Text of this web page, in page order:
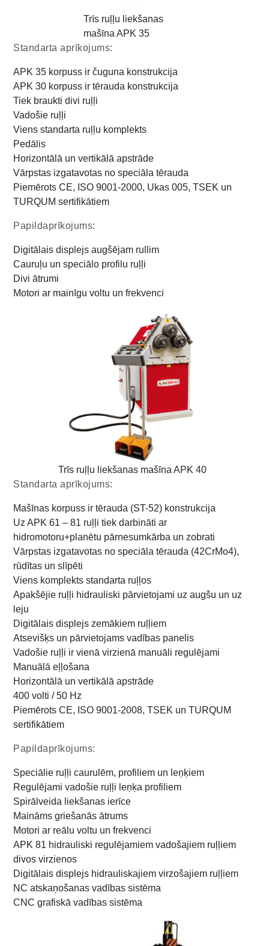
Trīs ruļļu liekšanas
mašīna APK 35
Standarta aprīkojums:
APK 35 korpuss ir čuguna konstrukcija
APK 30 korpuss ir tērauda konstrukcija
Tiek braukti divi ruļļi
Vadošie ruļļi
Viens standarta ruļļu komplekts
Pedālis
Horizontālā un vertikālā apstrāde
Vārpstas izgatavotas no speciāla tērauda
Piemērots CE, ISO 9001-2000, Ukas 005, TSEK un
TURQUM sertifikātiem
Papildaprīkojums:
Digitālais displejs augšējam rullim
Cauruļu un speciālo profilu ruļļi
Divi ātrumi
Motori ar mainīgu voltu un frekvenci
Trīs ruļļu liekšanas mašīna APK 40
Standarta aprīkojums:
Mašīnas korpuss ir tērauda (ST-52) konstrukcija
Uz APK 61 – 81 ruļļi tiek darbināti ar
hidromotoru+planētu pārnesumkārba un zobrati
Vārpstas izgatavotas no speciāla tērauda (42CrMo4),
rūdītas un slīpēti
Viens komplekts standarta ruļļos
Apakšējie ruļļi hidrauliski pārvietojami uz augšu un uz
leju
Digitālais displejs zemākiem ruļļiem
Atsevišķs un pārvietojams vadības panelis
Vadošie ruļļi ir vienā virzienā manuāli regulējami
Manuālā eļļošana
Horizontālā un vertikālā apstrāde
400 volti / 50 Hz
Piemērots CE, ISO 9001-2008, TSEK un TURQUM
sertifikātiem
Papildaprīkojums:
Speciālie ruļļi caurulēm, profiliem un leņķiem
Regulējami vadošie ruļļi leņķa profiliem
Spirālveida liekšanas ierīce
Maināms griešanās ātrums
Motori ar reālu voltu un frekvenci
APK 81 hidrauliski regulējamiem vadošajiem ruļļiem
divos virzienos
Digitālais displejs hidrauliskajiem virzošajiem ruļļiem
NC atskaņošanas vadības sistēma
CNC grafiskā vadības sistēma